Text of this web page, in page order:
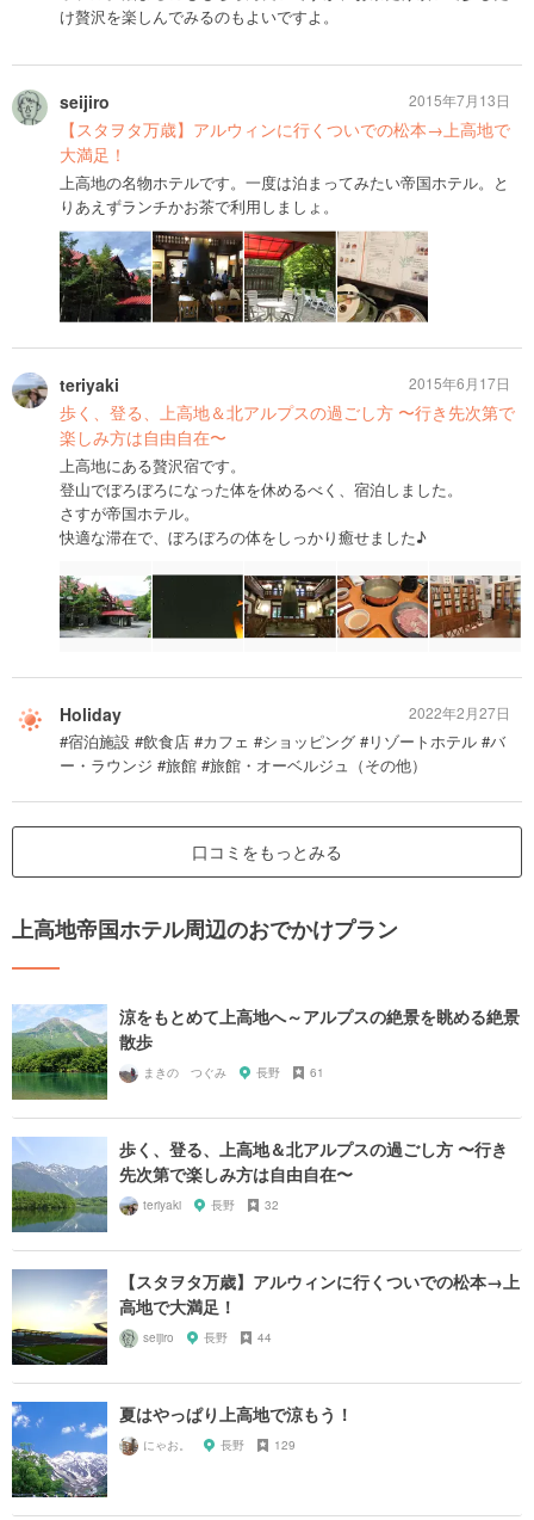
け贅沢を楽しんでみるのもよいですよ。
seijiro
【スタヲタ万歳】アルウィンに行くついでの松本→上高地で
大満足！
上高地の名物ホテルです。一度は泊まってみたい帝国ホテル。と
りあえずランチかお茶で利用しましょ。
2015年7月13日
teriyaki
歩く、登る、上高地＆北アルプスの過ごし方 〜行き先次第で
楽しみ方は自由自在〜
上高地にある贅沢宿です。
登山でぼろぼろになった体を休めるべく、宿泊しました。
さすが帝国ホテル。
快適な滞在で、ぼろぼろの体をしっかり癒せました♪
2015年6月17日
Holiday
#宿泊施設 #飲食店 #カフェ #ショッピング #リゾートホテル #バ
ー・ラウンジ #旅館 #旅館・オーベルジュ（その他）
2022年2月27日
口コミをもっとみる
上高地帝国ホテル周辺のおでかけプラン
涼をもとめて上高地へ～アルプスの絶景を眺める絶景
散歩
まきの つぐみ 長野 61
歩く、登る、上高地＆北アルプスの過ごし方 〜行き
先次第で楽しみ方は自由自在〜
teriyaki 長野 32
【スタヲタ万歳】アルウィンに行くついでの松本→上
高地で大満足！
seijiro 長野 44
夏はやっぱり上高地で涼もう！
にゃお。 長野 129